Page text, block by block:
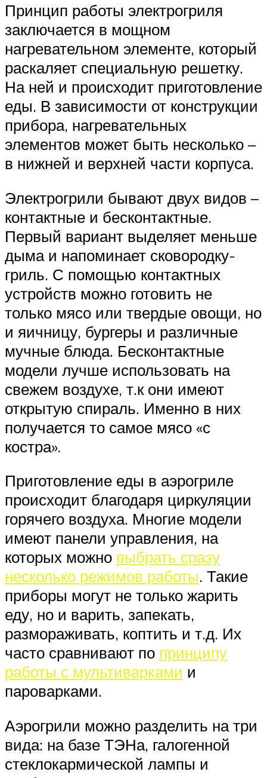
Принцип работы электрогриля
заключается в мощном
нагревательном элементе, который
раскаляет специальную решетку.
На ней и происходит приготовление
еды. В зависимости от конструкции
прибора, нагревательных
элементов может быть несколько –
в нижней и верхней части корпуса.
Электрогрили бывают двух видов –
контактные и бесконтактные.
Первый вариант выделяет меньше
дыма и напоминает сковородку-
гриль. С помощью контактных
устройств можно готовить не
только мясо или твердые овощи, но
и яичницу, бургеры и различные
мучные блюда. Бесконтактные
модели лучше использовать на
свежем воздухе, т.к они имеют
открытую спираль. Именно в них
получается то самое мясо «с
костра».
Приготовление еды в аэрогриле
происходит благодаря циркуляции
горячего воздуха. Многие модели
имеют панели управления, на
которых можно выбрать сразу
несколько режимов работы. Такие
приборы могут не только жарить
еду, но и варить, запекать,
размораживать, коптить и т.д. Их
часто сравнивают по принципу
работы с мультиварками и
пароварками.
Аэрогрили можно разделить на три
вида: на базе ТЭНа, галогенной
стеклокармической лампы и